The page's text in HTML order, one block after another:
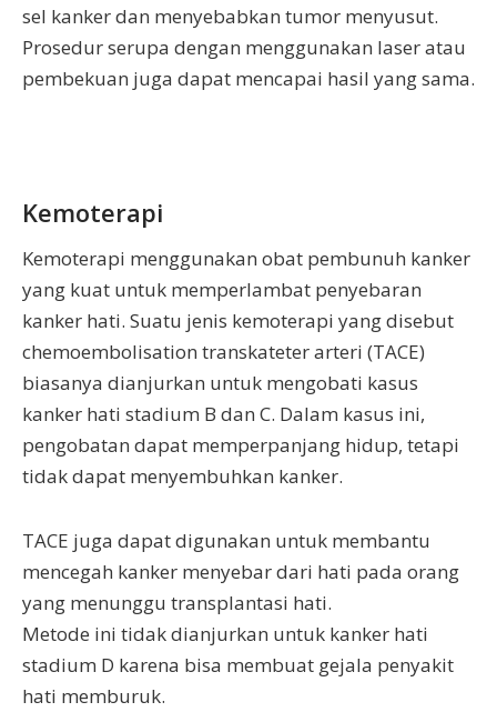
sel kanker dan menyebabkan tumor menyusut.
Prosedur serupa dengan menggunakan laser atau
pembekuan juga dapat mencapai hasil yang sama.
Kemoterapi
Kemoterapi menggunakan obat pembunuh kanker
yang kuat untuk memperlambat penyebaran
kanker hati. Suatu jenis kemoterapi yang disebut
chemoembolisation transkateter arteri (TACE)
biasanya dianjurkan untuk mengobati kasus
kanker hati stadium B dan C. Dalam kasus ini,
pengobatan dapat memperpanjang hidup, tetapi
tidak dapat menyembuhkan kanker.
TACE juga dapat digunakan untuk membantu
mencegah kanker menyebar dari hati pada orang
yang menunggu transplantasi hati.
Metode ini tidak dianjurkan untuk kanker hati
stadium D karena bisa membuat gejala penyakit
hati memburuk.